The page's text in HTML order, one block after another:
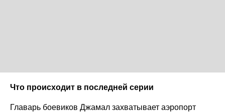
Что происходит в последней серии
Главарь боевиков Джамал захватывает аэропорт